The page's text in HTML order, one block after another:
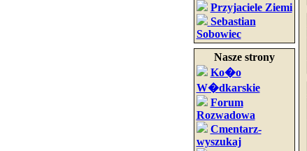
Przyjaciele Ziemi
Sebastian
Sobowiec
Nasze strony
Ko�o
W�dkarskie
Forum
Rozwadowa
Cmentarz-
wyszukaj